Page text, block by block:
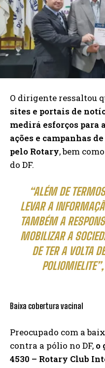
O dirigente ressaltou
sites e portais de
medirá esforços para
ações e campanhas
pelo Rotary, bem
do DF.
“ALÉM DE
LEVAR A
TAMBÉM A
MOBILIZAR A
DE TER A VOLTA
Baixa cobertura vacinal
Preocupado com a
contra a pólio no DF, o
4530 – Rotary Club